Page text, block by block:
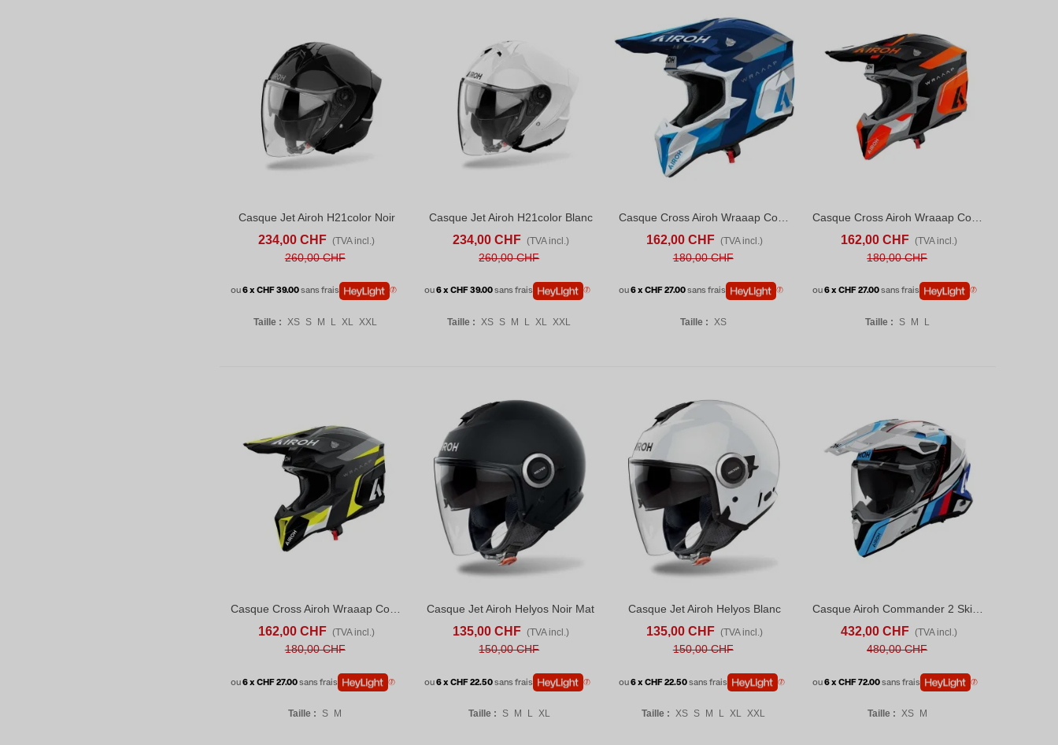
AFFICHER PLUS ADD TO COMPARE
Casque Jet Airoh H21color Noir
234,00 CHF (TVA incl.)
260,00 CHF
ou6 x CHF 39.00sans frais
Taille : XS S M L XL XXL
AFFICHER PLUS ADD TO COMPARE
Casque Jet Airoh H21color Blanc
234,00 CHF (TVA incl.)
260,00 CHF
ou6 x CHF 39.00sans frais
Taille : XS S M L XL XXL
AFFICHER PLUS ADD TO COMPARE
Casque Cross Airoh Wraaap Conquer Bleu
162,00 CHF (TVA incl.)
180,00 CHF
ou6 x CHF 27.00sans frais
Taille : XS
AFFICHER PLUS ADD TO COMPARE
162,00 CHF (TVA incl.)
180,00 CHF
ou6 x CHF 27.00sans frais
Taille : S M L
AFFICHER PLUS ADD TO COMPARE
Casque Cross Airoh Wraaap Conquer Jaune Mat
162,00 CHF (TVA incl.)
180,00 CHF
ou6 x CHF 27.00sans frais
Taille : S M
AFFICHER PLUS ADD TO COMPARE
Casque Jet Airoh Helyos Noir Mat
135,00 CHF (TVA incl.)
150,00 CHF
ou6 x CHF 22.50sans frais
Taille : S M L XL
AFFICHER PLUS ADD TO COMPARE
Casque Jet Airoh Helyos Blanc
135,00 CHF (TVA incl.)
150,00 CHF
ou6 x CHF 22.50sans frais
Taille : XS S M L XL XXL
AFFICHER PLUS ADD TO COMPARE
Casque Airoh Commander 2 Skip Blanc
432,00 CHF (TVA incl.)
480,00 CHF
ou6 x CHF 72.00sans frais
Taille : XS M